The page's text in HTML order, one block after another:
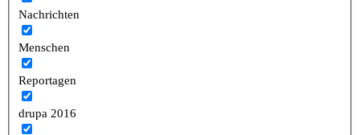
Nachrichten
Menschen
Reportagen
drupa 2016